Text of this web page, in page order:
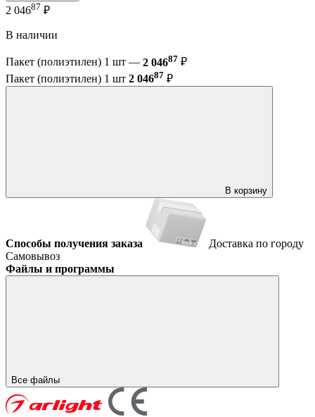
2 04687 ₽
В наличии
Пакет (полиэтилен) 1 шт — 2 04687 ₽
Пакет (полиэтилен) 1 шт 2 04687 ₽
В корзину
Способы получения заказа
Доставка по городу
Самовывоз
Файлы и программы
Все файлы